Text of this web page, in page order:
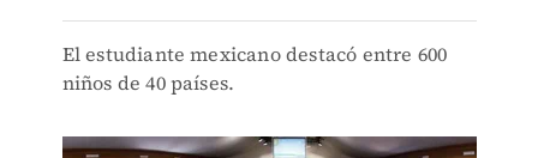
El estudiante mexicano destacó entre 600
niños de 40 países.